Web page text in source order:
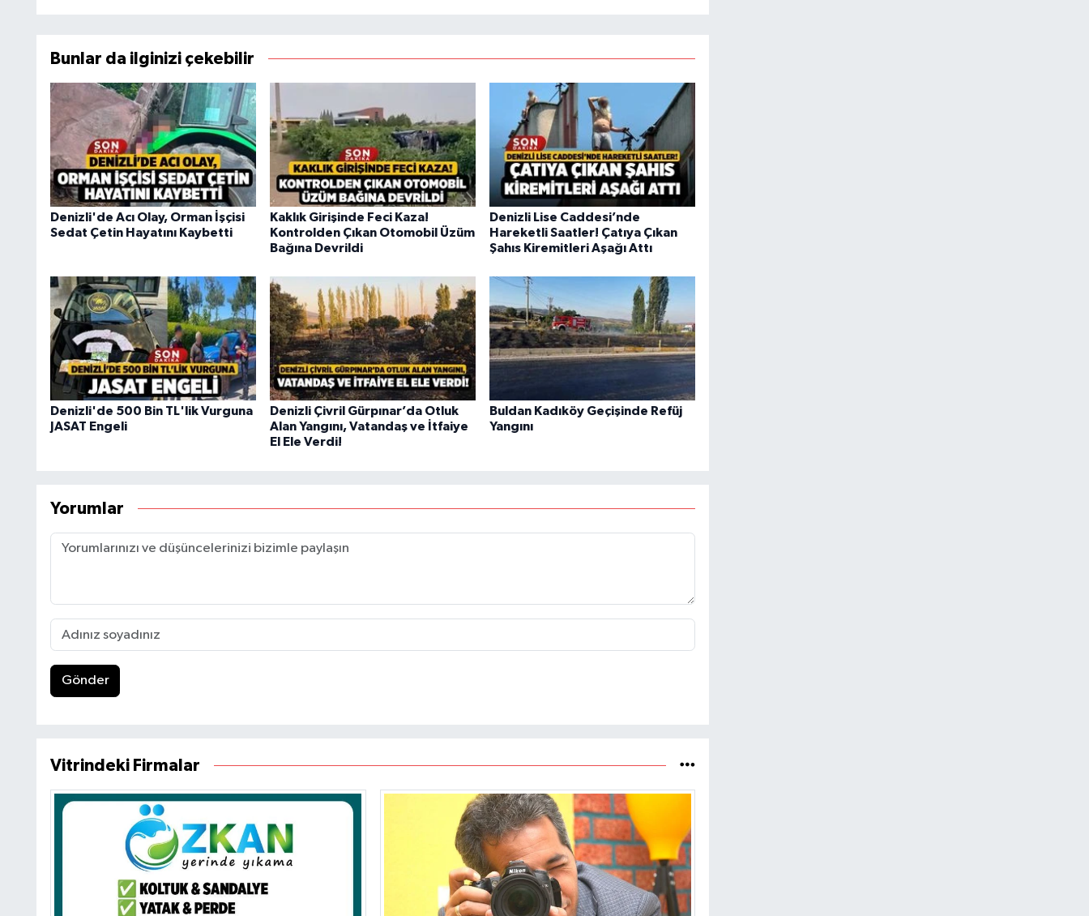
Bunlar da ilginizi çekebilir
Denizli'de Acı Olay, Orman İşçisi
Sedat Çetin Hayatını Kaybetti
Kaklık Girişinde Feci Kaza!
Kontrolden Çıkan Otomobil Üzüm
Bağına Devrildi
Denizli Lise Caddesi’nde
Hareketli Saatler! Çatıya Çıkan
Şahıs Kiremitleri Aşağı Attı
Denizli'de 500 Bin TL'lik Vurguna
JASAT Engeli
Denizli Çivril Gürpınar’da Otluk
Alan Yangını, Vatandaş ve İtfaiye
El Ele Verdi!
Buldan Kadıköy Geçişinde Refüj
Yangını
Yorumlar
Gönder
Vitrindeki Firmalar